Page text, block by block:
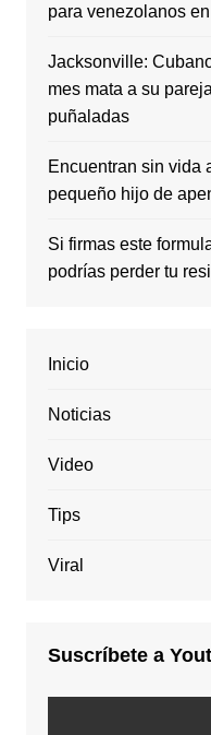
para venezolanos
Jacksonville:
mes mata a su
puñaladas
Encuentran sin vida
pequeño hijo de
Si firmas este
podrías perder tu
Inicio
Noticias
Video
Tips
Viral
Suscríbete a